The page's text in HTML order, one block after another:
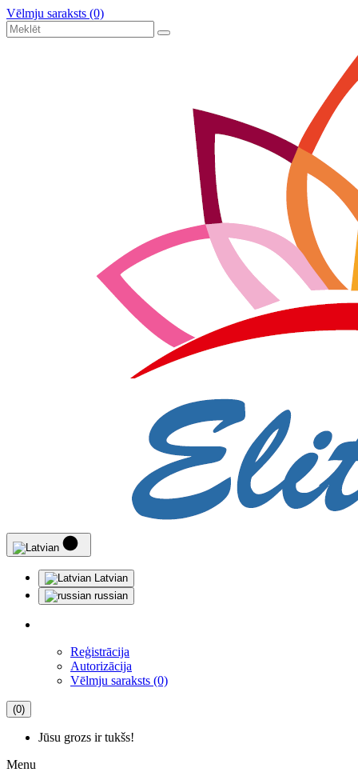
Vēlmju saraksts (0)
Latvian
russian
Reģistrācija
Autorizācija
Vēlmju saraksts (0)
(0)
Jūsu grozs ir tukšs!
Menu